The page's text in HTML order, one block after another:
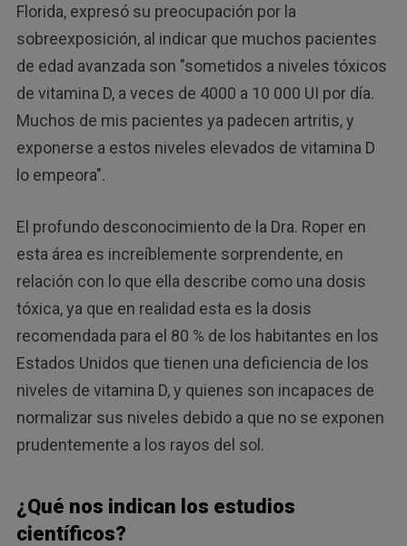
Florida, expresó su preocupación por la
sobreexposición, al indicar que muchos pacientes
de edad avanzada son "sometidos a niveles tóxicos
de vitamina D, a veces de 4000 a 10 000 UI por día.
Muchos de mis pacientes ya padecen artritis, y
exponerse a estos niveles elevados de vitamina D
lo empeora".
El profundo desconocimiento de la Dra. Roper en
esta área es increíblemente sorprendente, en
relación con lo que ella describe como una dosis
tóxica, ya que en realidad esta es la dosis
recomendada para el 80 % de los habitantes en los
Estados Unidos que tienen una deficiencia de los
niveles de vitamina D, y quienes son incapaces de
normalizar sus niveles debido a que no se exponen
prudentemente a los rayos del sol.
¿Qué nos indican los estudios
científicos?